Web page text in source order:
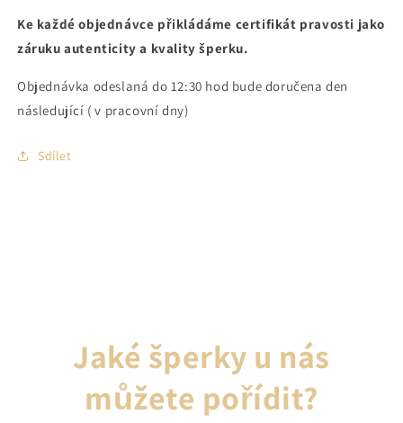
Ke každé objednávce přikládáme certifikát pravosti jako
záruku autenticity a kvality šperku.
Objednávka odeslaná do 12:30 hod bude doručena den
následující ( v pracovní dny)
Sdílet
Jaké šperky u nás
můžete pořídit?